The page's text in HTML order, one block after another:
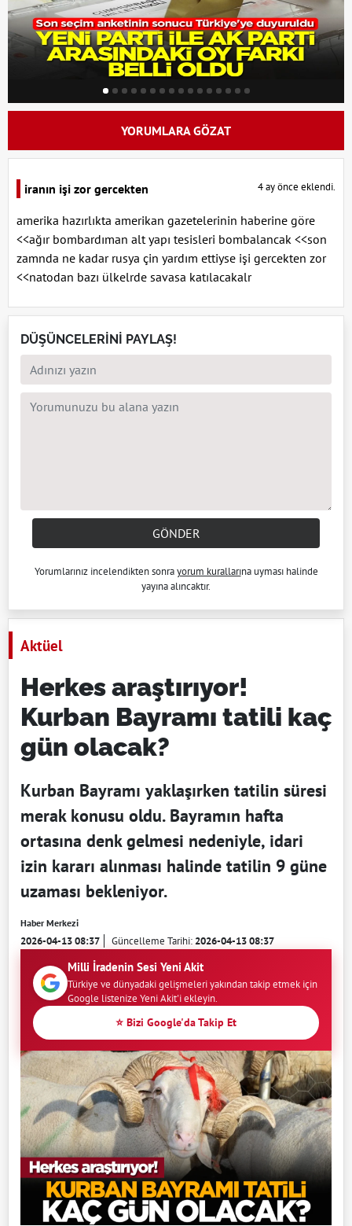
YORUMLARA GÖZAT
iranın işi zor gercekten 4 ay önce eklendi.
amerika hazırlıkta amerikan gazetelerinin haberine göre
<<ağır bombardıman alt yapı tesisleri bombalancak <<son
zamnda ne kadar rusya çin yardım ettiyse işi gercekten zor
<<natodan bazı ülkelrde savasa katılacakalr
DÜŞÜNCELERİNİ PAYLAŞ!
GÖNDER
Yorumlarınız incelendikten sonrayorum kurallarına uyması halinde
yayına alıncaktır.
Aktüel
Herkes araştırıyor!
Kurban Bayramı tatili kaç
gün olacak?
Kurban Bayramı yaklaşırken tatilin süresi
merak konusu oldu. Bayramın hafta
ortasına denk gelmesi nedeniyle, idari
izin kararı alınması halinde tatilin 9 güne
uzaması bekleniyor.
Haber Merkezi
2026-04-13 08:37 Güncelleme Tarihi:2026-04-13 08:37
Milli İradenin Sesi Yeni Akit
Türkiye ve dünyadaki gelişmeleri yakından takip etmek için
Google listenize Yeni Akit'i ekleyin.
⭐ Bizi Google'da Takip Et